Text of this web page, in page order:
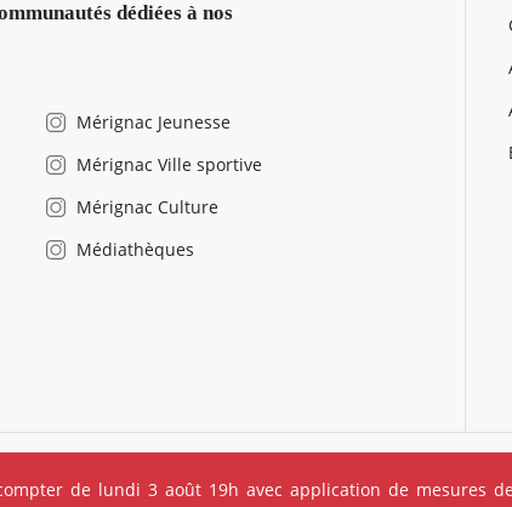
de lundi 3 août 19h avec application de mesures
dédiées à nos
Mérignac Jeunesse
Mérignac Ville sportive
Mérignac Culture
Médiathèques
Recrutement Foire aux questions (FAQ) Carte des